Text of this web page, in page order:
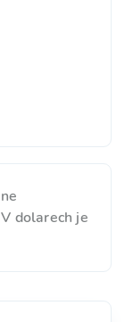
dolarech je